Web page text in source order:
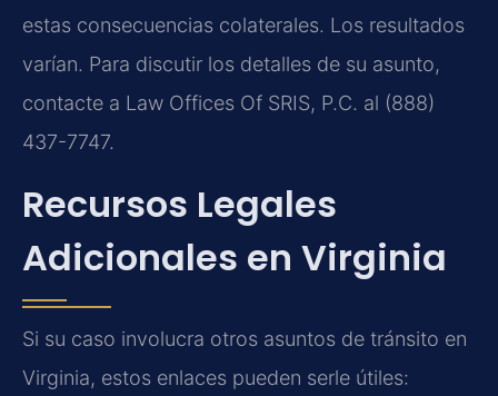
estas consecuencias colaterales. Los resultados
varían. Para discutir los detalles de su asunto,
contacte a Law Offices Of SRIS, P.C. al (888)
437-7747.
Recursos Legales
Adicionales en Virginia
Si su caso involucra otros asuntos de tránsito en
Virginia, estos enlaces pueden serle útiles: